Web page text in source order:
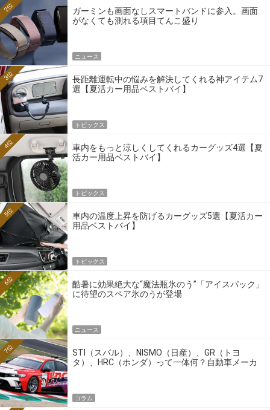
ガーミンも画面なしスマートバンドに参入。画面
がなくても測れる項目てんこ盛り
2位
ニュース
長距離運転中の悩みを解決してくれる神アイテム7
選【夏活カー用品ベストバイ】
3位
トピックス
車内をもっと涼しくしてくれるカーグッズ4選【夏
活カー用品ベストバイ】
4位
トピックス
車内の温度上昇を防げるカーグッズ5選【夏活カー
用品ベストバイ】
5位
トピックス
酷暑に効果絶大な“魔法瓶氷のう”「アイスパック」
に待望のスペア氷のうが登場
6位
ニュース
STI（スバル）、NISMO（日産）、GR（トヨ
タ）、HRC（ホンダ）って一体何？自動車メーカ
7位
コラム